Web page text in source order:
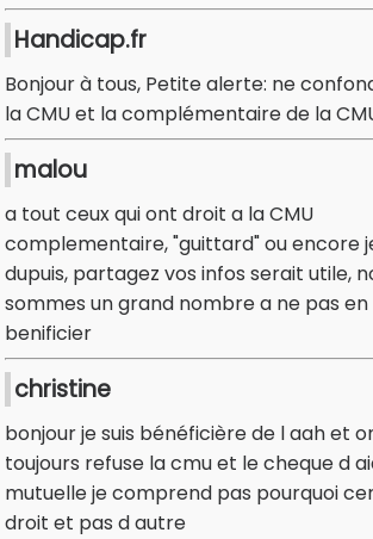
Handicap.fr
Bonjour à tous, Petite alerte: ne
la CMU et la complémentaire de la
malou
a tout ceux qui ont droit a la CMU
complementaire, "guittard" ou encore
dupuis, partagez vos infos serait utile,
sommes un grand nombre a ne pas en
benificier
christine
bonjour je suis bénéficière de l aah et
toujours refuse la cmu et le cheque d
mutuelle je comprend pas pourquoi
droit et pas d autre